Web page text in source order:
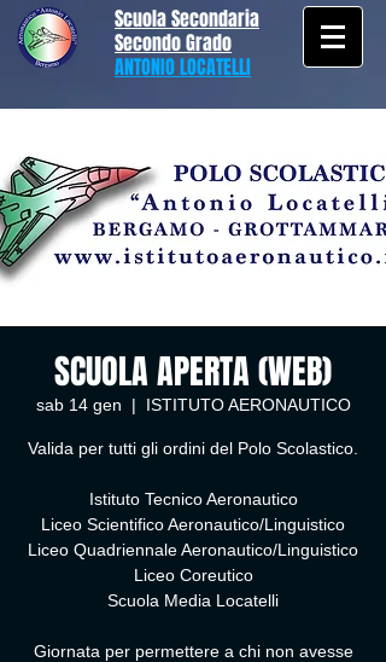
Scuola Secondaria
Secondo Grado
ANTONIO LOCATELLI
SCUOLA APERTA (WEB)
sab 14 gen
  |
ISTITUTO AERONAUTICO
Valida per tutti gli ordini del Polo Scolastico.
Istituto Tecnico Aeronautico
Liceo Scientifico Aeronautico/Linguistico
Liceo Quadriennale Aeronautico/Linguistico
Liceo Coreutico
Scuola Media Locatelli
Giornata per permettere a chi non avesse